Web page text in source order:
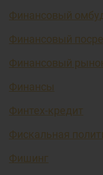
Финансовый
Финансовый
Финансовый
Финансы
Финтех-кредит
Фискальная
Фишинг